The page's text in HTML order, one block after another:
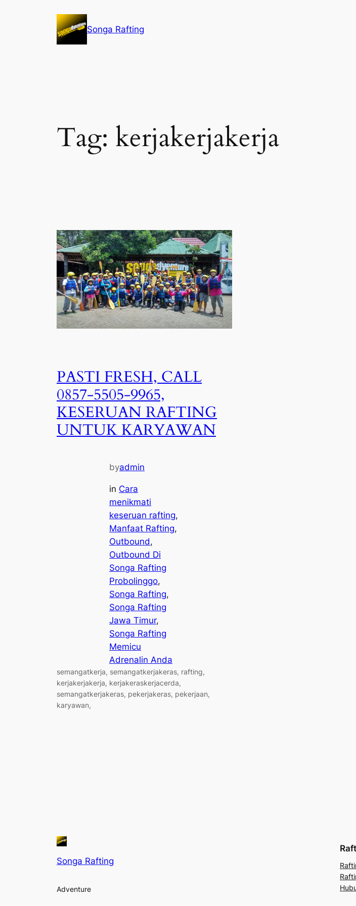
Songa Rafting
Tag: kerjakerjakerja
PASTI FRESH, CALL
0857-5505-9965,
KESERUAN RAFTING
UNTUK KARYAWAN
byadmin
in Cara
menikmati
keseruan rafting
Manfaat Rafting
Outbound
Outbound Di
Songa Rafting
Probolinggo
Songa Rafting
Songa Rafting
Jawa Timur
Songa Rafting
Memicu
Adrenalin Anda
semangatkerja, semangatkerjakeras, rafting,
kerjakerjakerja, kerjakeraskerjacerda,
semangatkerjakeras, pekerjakeras, pekerjaan,
karyawan,
Songa Rafting
Adventure